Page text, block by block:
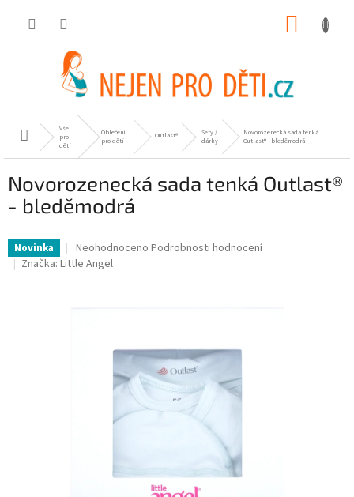
Domů
Vše
pro
děti
Oblečení
pro děti
Outlast®
Sety /
dárky
Novorozenecká sada tenká
Outlast® - bleděmodrá
Novorozenecká sada tenká Outlast®
- bleděmodrá
Novinka
Průměrné
hodnocení
hvězdiček.
Neohodnoceno Podrobnosti hodnocení
Značka: Little Angel